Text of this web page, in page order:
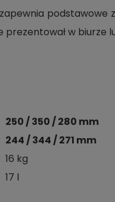
podstawowe
prezentował w biurze
250 / 350 / 280 mm
244 / 344 / 271 mm
16 kg
17 l